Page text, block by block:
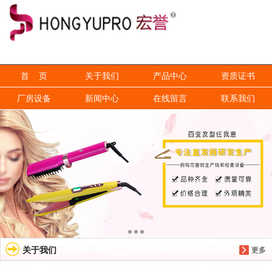
首 页 关于我们 产品中心 资质证书
厂房设备 新闻中心 在线留言 联系我们
更多
关于我们
信息搜索
搜索